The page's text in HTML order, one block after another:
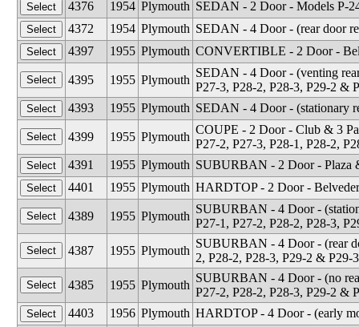
4376
1954 Plymouth SEDAN - 2 Door - Models P-
4372
1954 Plymouth SEDAN - 4 Door - (rear door
4397
1955 Plymouth CONVERTIBLE - 2 Door -
4395 1955 Plymouth
SEDAN - 4 Door - (venting
P27-3, P28-2, P28-3, P29-2 &
4393
1955 Plymouth SEDAN - 4 Door - (stationary
4399 1955 Plymouth
COUPE - 2 Door - Club & 3
P27-2, P27-3, P28-1, P28-2,
4391
1955 Plymouth SUBURBAN - 2 Door - Plaza
4401
1955 Plymouth HARDTOP - 2 Door -
4389 1955 Plymouth
SUBURBAN - 4 Door -
P27-1, P27-2, P28-2, P28-3,
4387
1955 Plymouth
SUBURBAN - 4 Door - (rear
2, P28-2, P28-3, P29-2 & P29-3
4385
1955 Plymouth
SUBURBAN - 4 Door - (no
P27-2, P28-2, P28-3, P29-2 &
4403
1956 Plymouth HARDTOP - 4 Door - (early